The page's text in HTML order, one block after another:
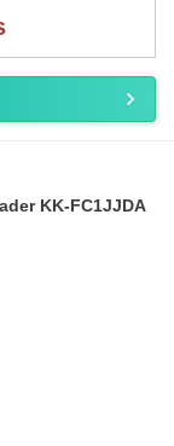
KK-FC1JJDA